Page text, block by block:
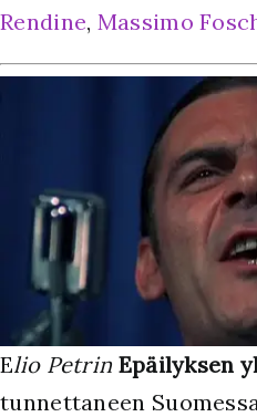
Rendine, Massimo
Elio Petrin Epäilyksen
tunnettaneen